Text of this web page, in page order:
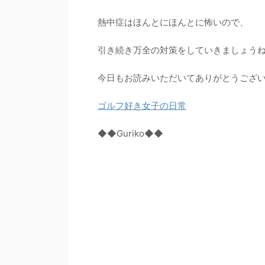
熱中症はほんとにほんとに怖いので、
引き続き万全の対策をしていきましょうね
今日もお読みいただいてありがとうござ
ゴルフ好き女子の日常
◆◆Guriko◆◆